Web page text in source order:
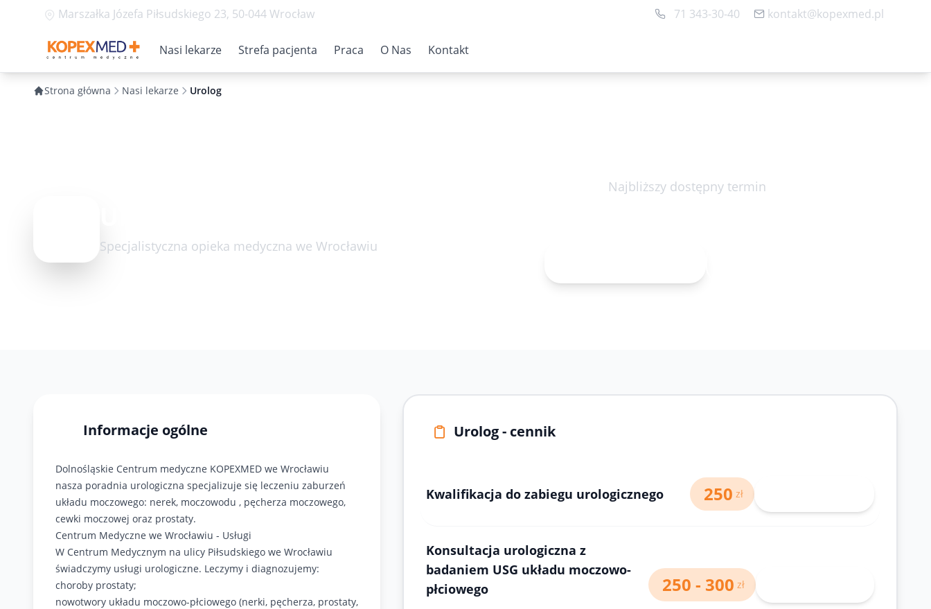
Marszałka Józefa Piłsudskiego 23, 50-044 Wrocław 71 343-30-40 kontakt@kopexmed.pl
Nasi lekarze Strefa pacjenta Praca O Nas Kontakt
Strona główna Nasi lekarze Urolog
Specjalistyczna opieka medyczna we Wrocławiu
Najbliższy dostępny termin
Informacje ogólne
Dolnośląskie Centrum medyczne KOPEXMED we Wrocławiu
nasza poradnia urologiczna specjalizuje się leczeniu zaburzeń
układu moczowego: nerek, moczowodu , pęcherza moczowego,
cewki moczowej oraz prostaty.
Centrum Medyczne we Wrocławiu - Usługi
W Centrum Medycznym na ulicy Piłsudskiego we Wrocławiu
świadczymy usługi urologiczne. Leczymy i diagnozujemy:
choroby prostaty;
nowotwory układu moczowo-płciowego (nerki, pęcherza, prostaty,
Urolog - cennik
Kwalifikacja do zabiegu urologicznego 250 zł
Konsultacja urologiczna z
badaniem USG układu moczowo-
płciowego
250 - 300 zł